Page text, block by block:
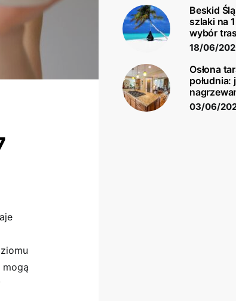
mogą
Beskid
szlaki na
wybór
18/06/
Osłona
03/06/